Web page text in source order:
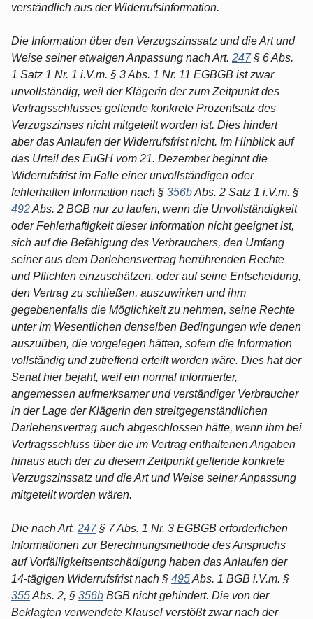
verständlich aus der Widerrufsinformation.
Die Information über den Verzugszinssatz und die Art und
Weise seiner etwaigen Anpassung nach Art. 247§ 6 Abs.
1 Satz 1 Nr. 1 i.V.m. § 3 Abs. 1 Nr. 11 EGBGB ist zwar
unvollständig, weil der Klägerin der zum Zeitpunkt des
Vertragsschlusses geltende konkrete Prozentsatz des
Verzugszinses nicht mitgeteilt worden ist. Dies hindert
aber das Anlaufen der Widerrufsfrist nicht. Im Hinblick auf
das Urteil des EuGH vom 21. Dezember beginnt die
Widerrufsfrist im Falle einer unvollständigen oder
fehlerhaften Information nach § 356bAbs. 2 Satz 1 i.V.m. §
492Abs. 2 BGB nur zu laufen, wenn die Unvollständigkeit
oder Fehlerhaftigkeit dieser Information nicht geeignet ist,
sich auf die Befähigung des Verbrauchers, den Umfang
seiner aus dem Darlehensvertrag herrührenden Rechte
und Pflichten einzuschätzen, oder auf seine Entscheidung,
den Vertrag zu schließen, auszuwirken und ihm
gegebenenfalls die Möglichkeit zu nehmen, seine Rechte
unter im Wesentlichen denselben Bedingungen wie denen
auszuüben, die vorgelegen hätten, sofern die Information
vollständig und zutreffend erteilt worden wäre. Dies hat der
Senat hier bejaht, weil ein normal informierter,
angemessen aufmerksamer und verständiger Verbraucher
in der Lage der Klägerin den streitgegenständlichen
Darlehensvertrag auch abgeschlossen hätte, wenn ihm bei
Vertragsschluss über die im Vertrag enthaltenen Angaben
hinaus auch der zu diesem Zeitpunkt geltende konkrete
Verzugszinssatz und die Art und Weise seiner Anpassung
mitgeteilt worden wären.
Die nach Art. 247§ 7 Abs. 1 Nr. 3 EGBGB erforderlichen
Informationen zur Berechnungsmethode des Anspruchs
auf Vorfälligkeitsentschädigung haben das Anlaufen der
14-tägigen Widerrufsfrist nach § 495Abs. 1 BGB i.V.m. §
355Abs. 2, § 356b BGB nicht gehindert. Die von der
Beklagten verwendete Klausel verstößt zwar nach der